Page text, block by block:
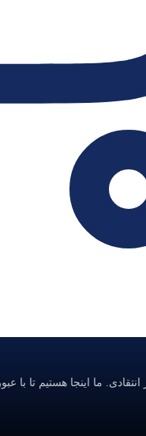
ما اینجا هستیم تا با